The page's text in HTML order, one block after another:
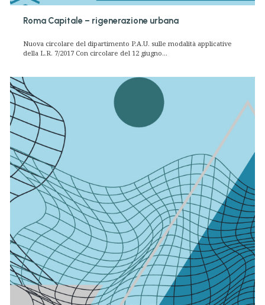
Roma Capitale – rigenerazione urbana
Nuova circolare del dipartimento P.A.U. sulle modalità applicative
della L.R. 7/2017 Con circolare del 12 giugno...